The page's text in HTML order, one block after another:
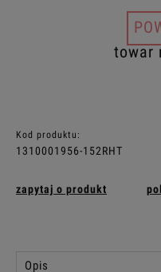
towar
Kod produktu:
1310001956-152RHT
zapytaj o produkt
Opis